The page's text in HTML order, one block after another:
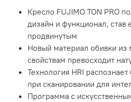
Кресло FUJIMO TON PRO
дизайн и функционал, став
продвинутым
Новый материал обивки
свойствам превосходит
Технология HRI
при сканировании для
Программа с